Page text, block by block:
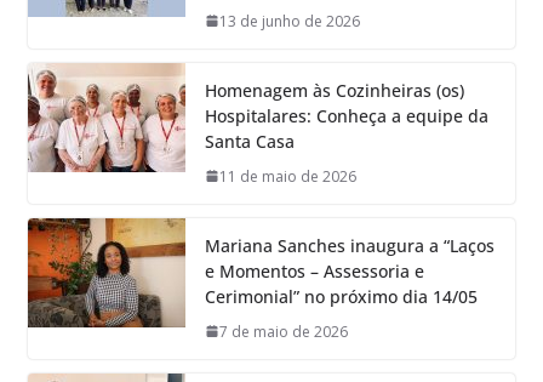
13 de junho de 2026
Homenagem às Cozinheiras (os)
Hospitalares: Conheça a equipe da
Santa Casa
11 de maio de 2026
Mariana Sanches inaugura a “Laços
e Momentos – Assessoria e
Cerimonial” no próximo dia 14/05
7 de maio de 2026